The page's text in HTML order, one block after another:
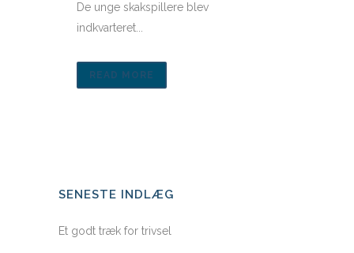
De unge skakspillere blev
indkvarteret...
READ MORE
SENESTE INDLÆG
Et godt træk for trivsel